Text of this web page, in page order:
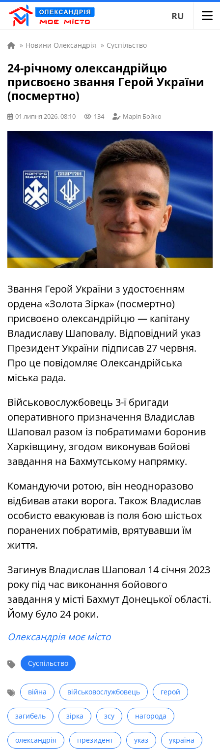
RU
» Новини Олександрія » Суспільство
24-річному олександрійцю
присвоєно звання Герой України
(посмертно)
01 липня 2026, 08:10 134 Марія Бойко
Звання Герой України з удостоєнням
ордена «Золота Зірка» (посмертно)
присвоєно олександрійцю — капітану
Владиславу Шаповалу. Відповідний указ
Президент України підписав 27 червня.
Про це повідомляє Олександрійська
міська рада.
Військовослужбовець 3-ї бригади
оперативного призначення Владислав
Шаповал разом із побратимами боронив
Харківщину, згодом виконував бойові
завдання на Бахмутському напрямку.
Командуючи ротою, він неодноразово
відбивав атаки ворога. Також Владислав
особисто евакуював із поля бою шістьох
поранених побратимів, врятувавши їм
життя.
Загинув Владислав Шаповал 14 січня 2023
року під час виконання бойового
завдання у місті Бахмут Донецької області.
Йому було 24 роки.
Олександрія моє місто
Суспільство
війна військовослужбовець герой
загибель зірка зсу нагорода
олександрія президент указ україна